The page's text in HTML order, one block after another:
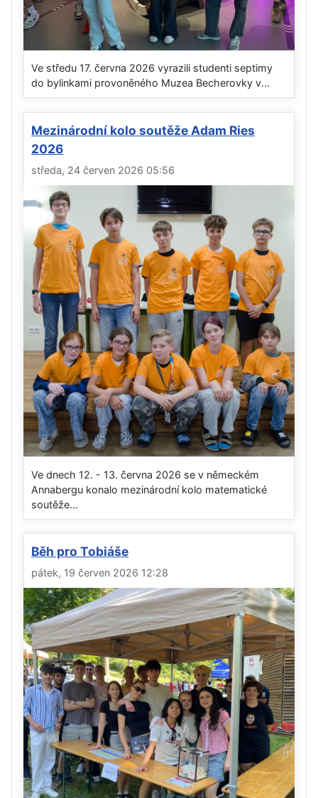
Ve středu 17. června 2026 vyrazili studenti septimy
do bylinkami provoněného Muzea Becherovky v...
Mezinárodní kolo soutěže Adam Ries
2026
středa, 24 červen 2026 05:56
Ve dnech 12. - 13. června 2026 se v německém
Annabergu konalo mezinárodní kolo matematické
soutěže...
Běh pro Tobiáše
pátek, 19 červen 2026 12:28